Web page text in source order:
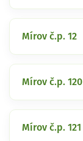
Mírov č.p. 12
Mírov č.p. 120
Mírov č.p. 121